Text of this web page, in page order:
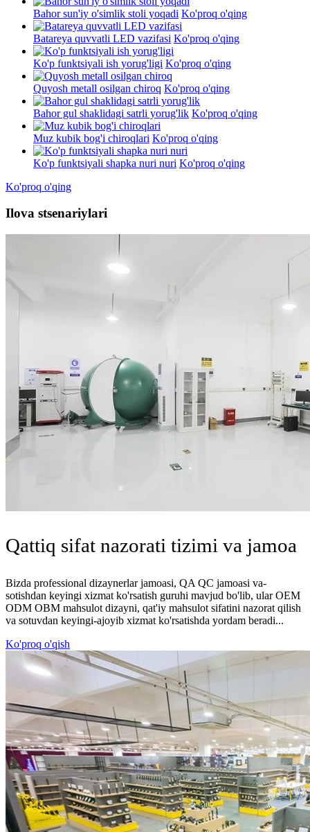
Bahor sun'iy o'simlik stoli yoqadi Ko'proq o'qing
Batareya quvvatli LED vazifasi Ko'proq o'qing
Ko'p funktsiyali ish yorug'ligi Ko'proq o'qing
Quyosh metall osilgan chiroq Ko'proq o'qing
Bahor gul shaklidagi satrli yorug'lik Ko'proq o'qing
Muz kubik bog'i chiroqlari Ko'proq o'qing
Ko'p funktsiyali shapka nuri nuri Ko'proq o'qing
Ko'proq o'qing
Ilova stsenariylari
Qattiq sifat nazorati tizimi va jamoa
Bizda professional dizaynerlar jamoasi, QA QC jamoasi va-
sotishdan keyingi xizmat ko'rsatish guruhi mavjud bo'lib, ular OEM
ODM OBM mahsulot dizayni, qat'iy mahsulot sifatini nazorat qilish
va sotuvdan keyingi-ajoyib xizmat ko'rsatishda yordam beradi...
Ko'proq o'qish